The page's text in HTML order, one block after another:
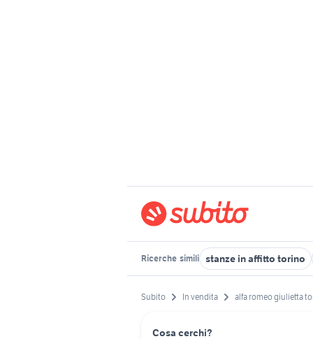
Ricerche simili stanze in affitto torino
Subito In vendita alfa romeo giulietta
Cosa cerchi?